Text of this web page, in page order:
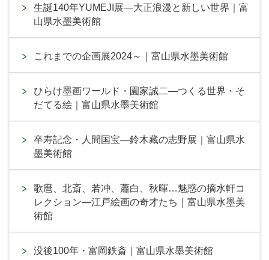
生誕140年YUMEJI展―大正浪漫と新しい世界｜富
山県水墨美術館
これまでの企画展2024～｜富山県水墨美術館
ひらけ墨画ワールド・園家誠二―つくる世界・そ
だてる絵｜富山県水墨美術館
卒寿記念・人間国宝―鈴木藏の志野展｜富山県水
墨美術館
歌麿、北斎、若冲、蕭白、秋暉…魅惑の摘水軒コ
レクション―江戸絵画の奇才たち｜富山県水墨美
術館
没後100年・富岡鉄斎｜富山県水墨美術館